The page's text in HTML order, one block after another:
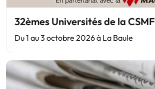
32èmes Universités de la CSMF
Du 1 au 3 octobre 2026 à La Baule